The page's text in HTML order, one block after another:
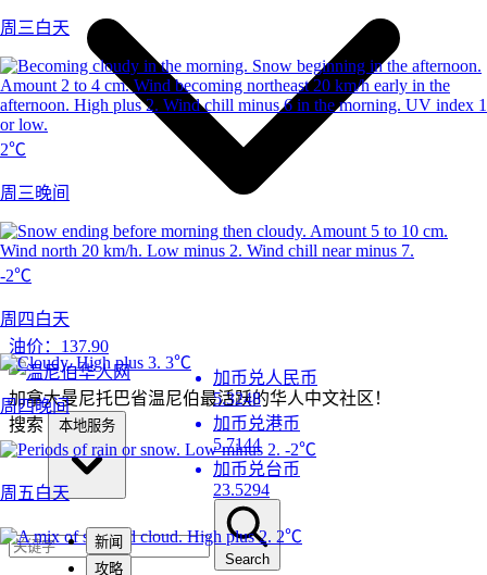
周三白天
2℃
周三晚间
-2℃
周四白天
3℃
周四晚间
-2℃
周五白天
2℃
加币兑人民币
5.3248
加币兑港币
5.7144
加币兑台币
23.5294
油价： 137.90
加拿大曼尼托巴省温尼伯最活跃的华人中文社区！
搜索
新闻
攻略
Search